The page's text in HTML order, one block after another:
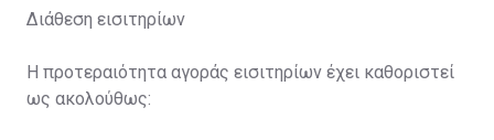
Διάθεση εισιτηρίων
Η προτεραιότητα αγοράς εισιτηρίων έχει καθοριστεί
ως ακολούθως: